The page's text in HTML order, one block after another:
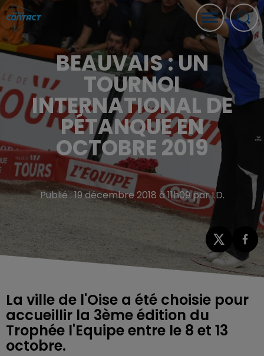
BEAUVAIS : UN
TOURNOI
INTERNATIONAL DE
PÉTANQUE EN
OCTOBRE 2019
Publié : 19 décembre 2018 à 11h09 par I.D.
La ville de l'Oise a été choisie pour
accueillir la 3ème édition du
Trophée l'Equipe entre le 8 et 13
octobre.